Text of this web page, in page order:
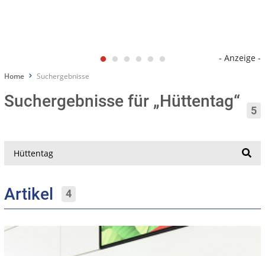
- Anzeige -
Home Suchergebnisse
Suchergebnisse für „Hüttentag“ 5
Artikel 4